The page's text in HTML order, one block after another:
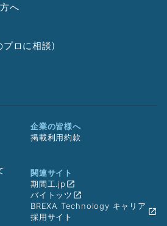
へ
プロに相談)
企業の皆様へ
掲載利用約款
関連サイト
期間工.jp
バイトッツ
BREXA Technology キャリア
採用サイト